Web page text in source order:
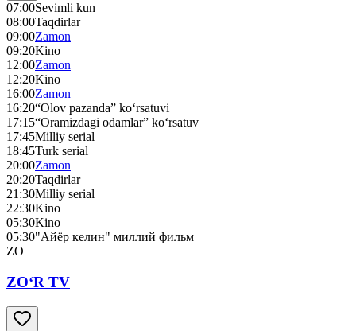
07:00Sevimli kun
08:00Taqdirlar
09:00Zamon
09:20Kino
12:00Zamon
12:20Kino
16:00Zamon
16:20“Olov pazanda” ko‘rsatuvi
17:15“Oramizdagi odamlar” ko‘rsatuv
17:45Milliy serial
18:45Turk serial
20:00Zamon
20:20Taqdirlar
21:30Milliy serial
22:30Kino
05:30Kino
05:30"Айёр келин" миллий фильм
ZO
ZO‘R TV